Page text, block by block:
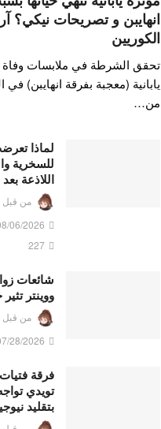
انهايبن و تصريحات نيكي؟
الكوريين
تحقق الشرطة في ملابسات وفاة
يابانية (معجبة بفرقة انهايبن) في
من…
لماذا
للسخرية
اللاذعة
من قبل
06/2026
227
شائعات
ووينتر
من قبل
28/2026
تويدي
بتقليد